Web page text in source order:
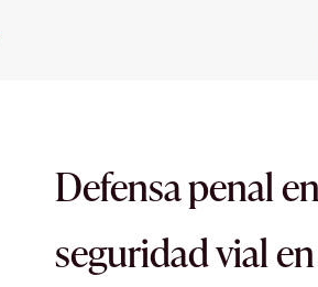
Defensa penal
seguridad vial